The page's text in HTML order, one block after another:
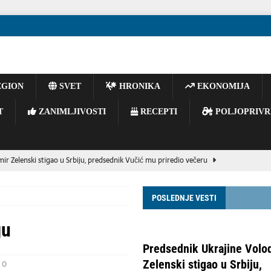
SVET HRONIKA EKONOMIJA
ZANIMLJIVOSTI RECEPTI
Zelenski stigao u Srbiju, predsednik Vučić mu priredio večeru
VESTI
BACAJTE OPUŠKE IZ VOZILA – JEDAN TRENUTAK NEPAŽNJE MOŽE
0
POSLEDNJE VESTI
Predsednik Ukrajine
Zelenski stigao u Srbiju,